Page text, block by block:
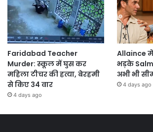
Faridabad Teacher
Murder: स्कूल में घुस कर
महिला टीचर की हत्या, बेरहमी
से किए 34 वार
4 days ago
Allaince
भड़के
अभी भी
4 days ago